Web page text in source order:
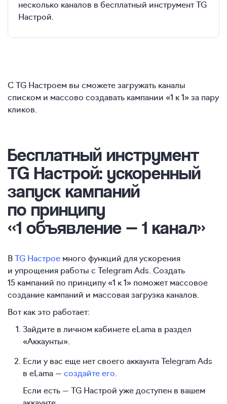
несколько каналов в бесплатный инструмент TG
Настрой.
С TG Настроем вы сможете загружать каналы
списком и массово создавать кампании «1 к 1» за пару
кликов.
Бесплатный инструмент
TG Настрой: ускоренный
запуск кампаний
по принципу
«1 объявление — 1 канал»
ВTG Настрое много функций для ускорения
и упрощения работы с Telegram Ads. Создать
15 кампаний по принципу «1 к 1» поможет массовое
создание кампаний и массовая загрузка каналов.
Вот как это работает:
Зайдите в личном кабинете eLama в раздел
«Аккаунты».
Если у вас еще нет своего аккаунта Telegram Ads
в eLama — создайте его
Если есть — TG Настрой уже доступен в вашем